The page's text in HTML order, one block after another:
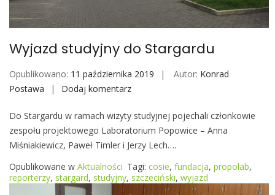
G
y
Wyjazd studyjny do Stargardu
Opublikowano: 11 października 2019 Autor: Konrad
Postawa
Dodaj komentarz
a
z
d
s
Do Stargardu w ramach wizyty studyjnej pojechali członkowie
zespołu projektowego Laboratorium Popowice – Anna
Miśniakiewicz, Paweł Timler i Jerzy Lech….
Opublikowane w Aktualności Tagi: cosie, fundacja, propolab,
reporterzy, stargard, studyjny, szczeciński, wyjazd